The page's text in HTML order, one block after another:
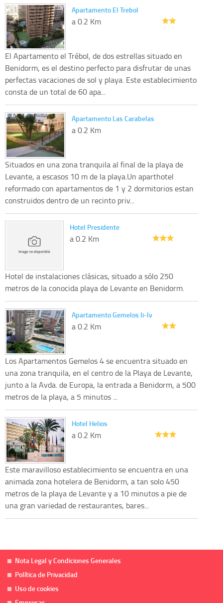
Apartamento El Trebol
a 0.2 Km
El Apartamento el Trébol, de dos estrellas situado en
Benidorm, es el destino perfecto para disfrutar de unas
perfectas vacaciones de sol y playa. Este establecimiento
consta de un total de 60 apa...
Apartamento Las Carabelas
a 0.2 Km
Situados en una zona tranquila al final de la playa de
Levante, a escasos 10 m de la playa.Un aparthotel
reformado con apartamentos de 1 y 2 dormitorios estan
construidos dentro de un recinto priv...
Hotel Presidente
a 0.2 Km
Hotel de instalaciones clásicas, situado a sólo 250
metros de la conocida playa de Levante en Benidorm.
Apartamento Gemelos Ii-Iv
a 0.2 Km
Los Apartamentos Gemelos 4 se encuentra situado en
una zona tranquila, en el centro de la Playa de Levante,
junto a la Avda. de Europa, la entrada a Benidorm, a 500
metros de la playa, a 5 minutos ...
Hotel Helios
a 0.2 Km
Este maravilloso establecimiento se encuentra en una
animada zona hotelera de Benidorm, a tan solo 450
metros de la playa de Levante y a 10 minutos a pie de
una gran variedad de restaurantes, bares...
Nota Legal y Condiciones Generales
Política de Privacidad
Uso de cookies